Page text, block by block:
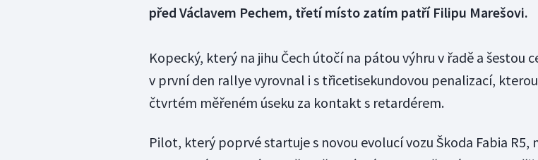
před Václavem Pechem, třetí místo zatím patří Filipu Marešovi.
Kopecký, který na jihu Čech útočí na pátou výhru v řadě a šestou
v první den rallye vyrovnal i s třicetisekundovou penalizací,
čtvrtém měřeném úseku za kontakt s retardérem.
Pilot, který poprvé startuje s novou evolucí vozu Škoda Fabia R5,